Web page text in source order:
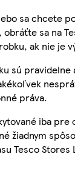
sa chcete
sa na
ak nie je
sú pravidelne
práva.
iba pre
žiadnym
Tesco Stores